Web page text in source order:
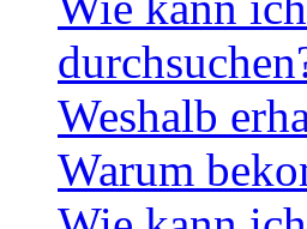
Weshalb
Warum